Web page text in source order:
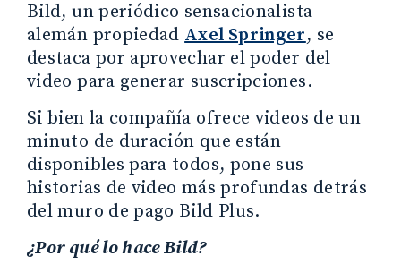
Bild, un periódico sensacionalista
alemán propiedadAxel Springer, se
destaca por aprovechar el poder del
video para generar suscripciones.
Si bien la compañía ofrece videos de un
minuto de duración que están
disponibles para todos, pone sus
historias de video más profundas detrás
del muro de pago Bild Plus.
¿Por qué lo hace Bild?